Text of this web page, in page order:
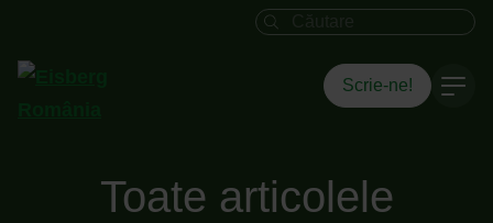
Câmpul de căutare
Scrie-ne!
Toate articolele